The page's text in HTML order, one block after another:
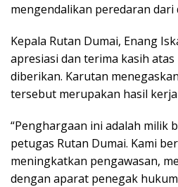
mengendalikan peredaran dari
Kepala Rutan Dumai, Enang
apresiasi dan terima kasih
diberikan. Karutan
tersebut merupakan hasil
“Penghargaan ini adalah milik
petugas Rutan Dumai. Kami
meningkatkan pengawasan,
dengan aparat penegak